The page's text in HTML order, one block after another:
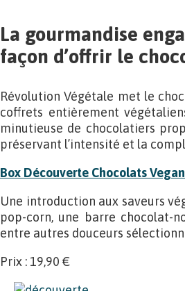
La gourmandise
façon d’offrir le
Révolution Végétale met le
coffrets entièrement
minutieuse de chocolatiers
préservant l’intensité et la
Box Découverte Chocolats Vegan
Une introduction aux saveurs
pop-corn, une barre chocolat-
entre autres douceurs
Prix : 19,90 €